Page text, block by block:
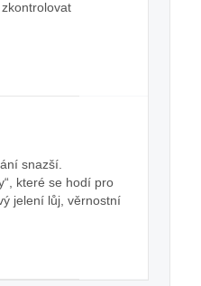
snazší.
které se hodí pro
jelení lůj, věrnostní